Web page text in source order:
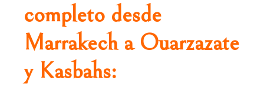
completo desde
Marrakech a Ouarzazate
y Kasbahs: